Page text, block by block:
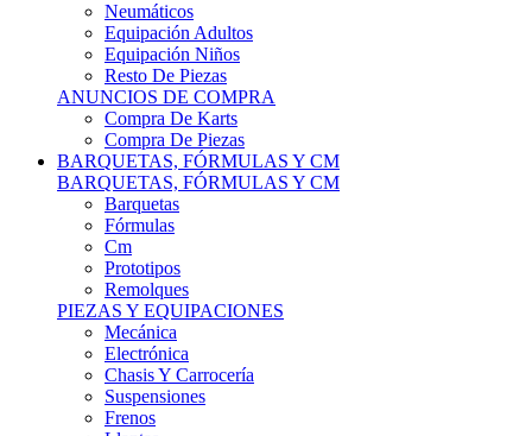
Equipación Niños
Resto De Piezas
ANUNCIOS DE COMPRA
Compra De Karts
Compra De Piezas
BARQUETAS, FÓRMULAS Y CM
BARQUETAS, FÓRMULAS Y CM
Barquetas
Fórmulas
Cm
Prototipos
Remolques
PIEZAS Y EQUIPACIONES
Mecánica
Electrónica
Chasis Y Carrocería
Suspensiones
Frenos
Llantas
Neumáticos